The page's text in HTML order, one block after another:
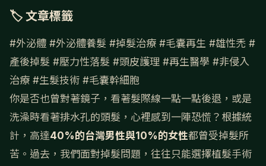
🏷 文章標籤
#外泌體 #外泌體養髮 #掉髮治療 #毛囊再生 #雄性禿 #
產後掉髮 #壓力性落髮 #頭皮護理 #再生醫學 #非侵入
治療 #生髮技術 #毛囊幹細胞
你是否也曾對著鏡子，看著髮際線一點一點後退，或是
洗澡時看著排水孔的頭髮，心裡感到一陣恐慌？根據統
計，高達40%的台灣男性與10%的女性都曾受掉髮所
苦。過去，我們面對掉髮問題，往往只能選擇植髮手術